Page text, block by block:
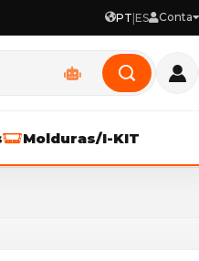
PT|ES Conta
Molduras/I-KIT